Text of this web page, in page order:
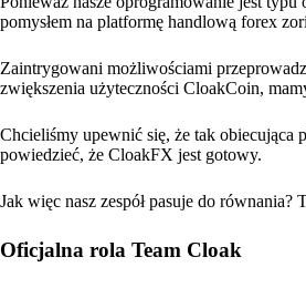
pomysłem na platformę handlową forex
Zaintrygowani możliwościami
zwiększenia użyteczności CloakCoin,
Chcieliśmy upewnić się, że tak obiecująca
powiedzieć, że CloakFX jest gotowy.
Jak więc nasz zespół pasuje do równania?
Oficjalna rola Team Cloak